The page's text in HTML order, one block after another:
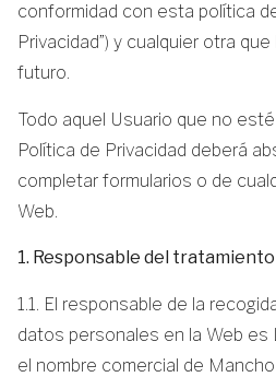
conformidad con esta política
Privacidad”) y cualquier otra
futuro.
Todo aquel Usuario que no
Política de Privacidad deberá
completar formularios o de
Web.
1. Responsable del
1.1. El responsable de la
datos personales en la Web es
el nombre comercial de